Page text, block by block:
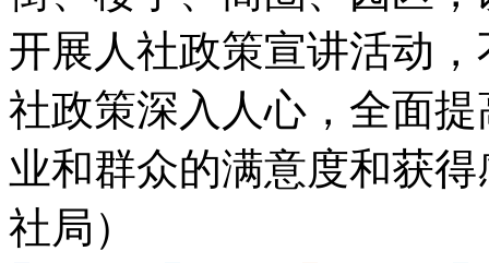
开展人社政策宣讲活动
社政策深入人心，全面
业和群众的满意度和获
社局）